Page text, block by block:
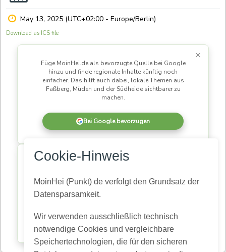
Cookie-Hinweis
MoinHei (Punkt) de verfolgt den Grundsatz der
Datensparsamkeit.
Wir verwenden ausschließlich technisch
notwendige Cookies und vergleichbare
Speichertechnologien, die für den sicheren
May 13, 2025 (UTC+02:00 - Europe/Berlin)
Download as ICS file
×
Füge MoinHei.de als bevorzugte Quelle bei Google
hinzu und finde regionale Inhalte künftig noch
einfacher. Das hilft auch dabei, lokale Themen aus
Faßberg, Müden und der Südheide sichtbarer zu
machen.
Bei Google bevorzugen
MoinHei.de betreibe ich kostenlos, damit regionale
alle zugänglich bleiben. Damit daraus eine
lebendige Community wird, braucht es Menschen,
die mitlesen und mitmachen.
Kostenlos registrieren